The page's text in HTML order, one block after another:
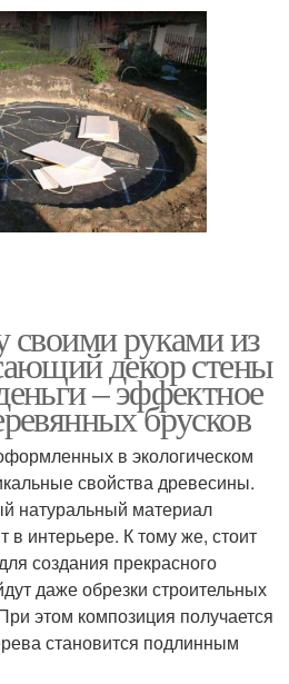
своими руками из
декор стены
– эффектное
брусков
в экологическом
свойства древесины.
натуральный материал
в интерьере. К тому же, стоит
создания прекрасного
даже обрезки строительных
этом композиция получается
становится подлинным